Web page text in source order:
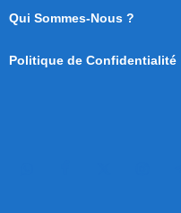
Qui Sommes-Nous ?
Politique de Confidentialité